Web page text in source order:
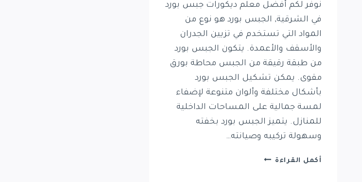
نوفر لكم أفضل معلم ديكورات جبس بورد
في الشرقية, الجبس بورد هو نوع من
المواد التي تستخدم في تزيين الجدران
والأسقف والأعمدة. يتكون الجبس بورد
من طبقة رقيقة من الجبس محاطة بورق
مقوى. يمكن تشكيل الجبس بورد
بأشكال مختلفة وألوان متنوعة لإضفاء
لمسة جمالية على المساحات الداخلية
للمنازل. يتميز الجبس بورد بخفته
وسهولة تركيبه وصيانته…
أكمل القراءة معلم